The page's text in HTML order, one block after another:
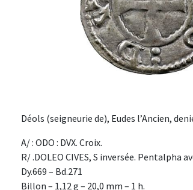
Déols (seigneurie de), Eudes l’Ancien,
A/ : ODO : DVX. Croix.
R/ .DOLEO CIVES, S inversée. Pentalpha
Dy.669 – Bd.271
Billon – 1,12 g – 20,0 mm – 1 h.